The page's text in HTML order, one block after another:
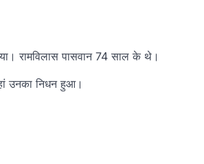
रामविलास पासवान 74 साल के थे।
उनका निधन हुआ।